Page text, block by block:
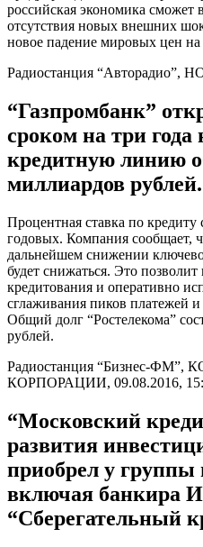
российская экономика сможет
отсутствия новых внешних
новое падение мировых цен
Радиостанция “Авторадио”,
“Газпромбанк”
сроком на три года
кредитную линию
миллиардов рублей.
Процентная ставка по кредиту
годовых. Компания сообщает,
дальнейшем снижении
будет снижаться. Это
кредитования и оперативно
сглаживания пиков платежей
Общий долг “Ростелекома”
рублей.
Радиостанция “Бизнес-
КОРПОРАЦИИ, 09.08.2016,
“Московский
развития
приобрел у группы
включая банкира
“Сберегательный